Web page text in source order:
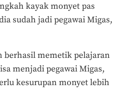
kayak monyet pas
sudah jadi pegawai Migas,
berhasil memetik pelajaran
menjadi pegawai Migas,
kesurupan monyet lebih